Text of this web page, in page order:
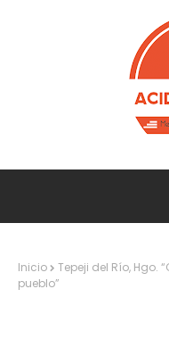
Inicio
Tepeji del Río, Hgo.
pueblo”